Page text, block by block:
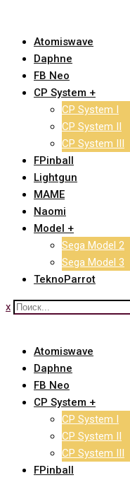
contentAtomiswave
Daphne
FB Neo
CP System +
CP System I
CP System II
CP System III
FPinball
Lightgun
MAME
Naomi
Model +
Sega Model 2
Sega Model 3
TeknoParrot
x
Atomiswave
Daphne
FB Neo
CP System +
CP System I
CP System II
CP System III
FPinball